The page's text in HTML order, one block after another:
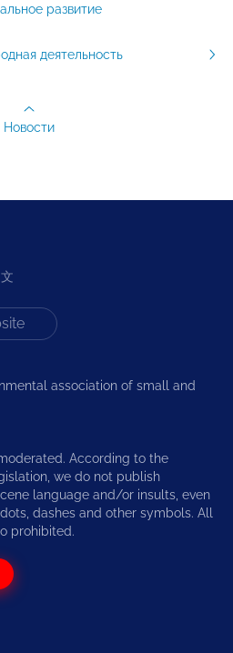
развитие
деятельность
Новости
association of small and
According to the
we do not publish
language and/or insults, even
dashes and other symbols. All
prohibited.